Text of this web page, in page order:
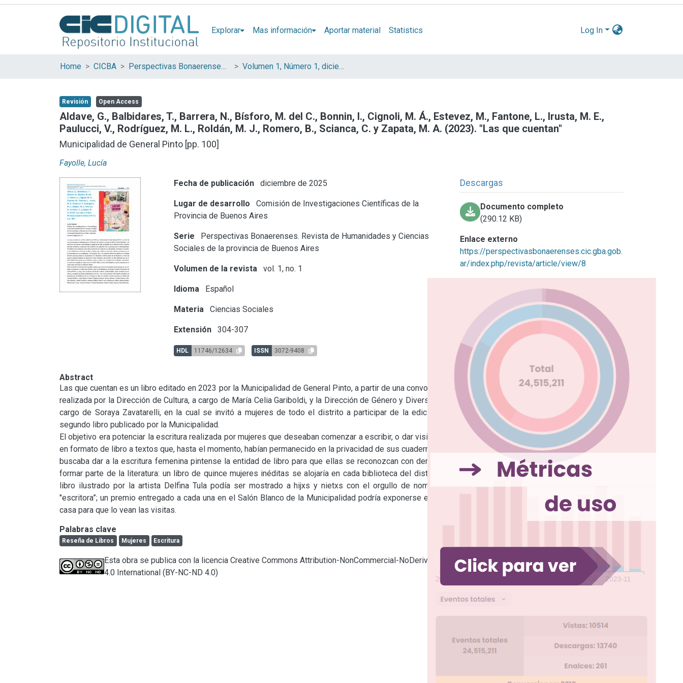
Explorar Mas información Aportar material Statistics Log In
Home CICBA Perspectivas Bonaerenses. Revista de Humanidades y Ciencias Sociales de la Provincia de Buenos Aires Volumen 1, Número 1, diciembre de 2025
Revisión Open Access
Aldave, G., Balbidares, T., Barrera, N., Bísforo, M. del C., Bonnin, I., Cignoli, M. Á., Estevez, M., Fantone, L., Irusta, M. E.,
Paulucci, V., Rodríguez, M. L., Roldán, M. J., Romero, B., Scianca, C. y Zapata, M. A. (2023). "Las que cuentan"
Municipalidad de General Pinto [pp. 100]
Fayolle, Lucía
Fecha de publicación diciembre de 2025
Lugar de desarrollo
Comisión de Investigaciones Científicas de la
Provincia de Buenos Aires
Serie
Perspectivas Bonaerenses. Revista de Humanidades y Ciencias
Sociales de la provincia de Buenos Aires
Volumen de la revista vol. 1, no. 1
Idioma Español
Materia Ciencias Sociales
Extensión 304-307
HDL 11746/12634 ISSN 3072-9408
Descargas
Documento completo
(290.12 KB)
Enlace externo
https://perspectivasbonaerenses.cic.gba.gob.
ar/index.php/revista/article/view/8
Abstract
Las que cuentan es un libro editado en 2023 por la Municipalidad de General Pinto, a partir de una convocatoria
realizada por la Dirección de Cultura, a cargo de María Celia Gariboldi, y la Dirección de Género y Diversidad, a
cargo de Soraya Zavatarelli, en la cual se invitó a mujeres de todo el distrito a participar de la edición del
segundo libro publicado por la Municipalidad.
El objetivo era potenciar la escritura realizada por mujeres que deseaban comenzar a escribir, o dar visibilidad
en formato de libro a textos que, hasta el momento, habían permanecido en la privacidad de sus cuadernos. Se
buscaba dar a la escritura femenina pintense la entidad de libro para que ellas se reconozcan con derecho a
formar parte de la literatura: un libro de quince mujeres inéditas se alojaría en cada biblioteca del distrito; un
libro ilustrado por la artista Delfina Tula podía ser mostrado a hijxs y nietxs con el orgullo de nombrarse
"escritora”; un premio entregado a cada una en el Salón Blanco de la Municipalidad podría exponerse en cada
casa para que lo vean las visitas.
Palabras clave
Reseña de Libros Mujeres Escritura
Esta obra se publica con la licencia Creative Commons Attribution-NonCommercial-NoDerivatives
4.0 International (BY-NC-ND 4.0)